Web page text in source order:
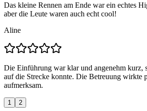
Das kleine Rennen am Ende war ein echtes
aber die Leute waren auch echt cool!
Aline
Die Einführung war klar und angenehm kurz,
auf die Strecke konnte. Die Betreuung wirkte
aufmerksam.
1 2